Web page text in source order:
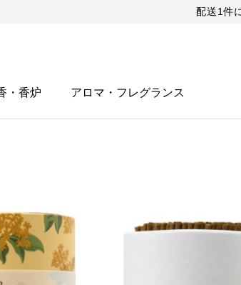
配送1件
・香炉 アロマ・フレグランス